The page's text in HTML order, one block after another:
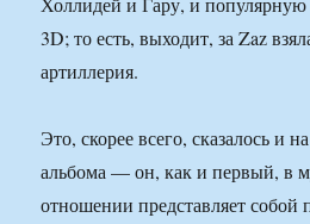
3D; то есть, выходит, за Zaz
артиллерия.
Это, скорее всего, сказалось и
альбома — он, как и первый, в
отношении представляет собой